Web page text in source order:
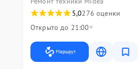
5,0276 оценки
Открыто до 21:00
Маршрут